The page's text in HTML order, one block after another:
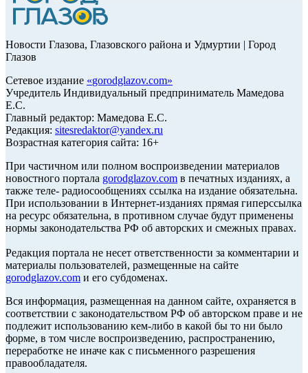
Новости Глазова, Глазовского района и Удмуртии | Город
Глазов
Сетевое издание «gorodglazov.com»
Учредитель Индивидуальный предприниматель Мамедова
Е.С.
Главный редактор: Мамедова Е.С.
Редакция: sitesredaktor@yandex.ru
Возрастная категория сайта: 16+
При частичном или полном воспроизведении материалов
новостного портала gorodglazov.com в печатных изданиях, а
также теле- радиосообщениях ссылка на издание обязательна.
При использовании в Интернет-изданиях прямая гиперссылка
на ресурс обязательна, в противном случае будут применены
нормы законодательства РФ об авторских и смежных правах.
Редакция портала не несет ответственности за комментарии и
материалы пользователей, размещенные на сайте
gorodglazov.com и его субдоменах.
Вся информация, размещенная на данном сайте, охраняется в
соответствии с законодательством РФ об авторском праве и не
подлежит использованию кем-либо в какой бы то ни было
форме, в том числе воспроизведению, распространению,
переработке не иначе как с письменного разрешения
правообладателя.